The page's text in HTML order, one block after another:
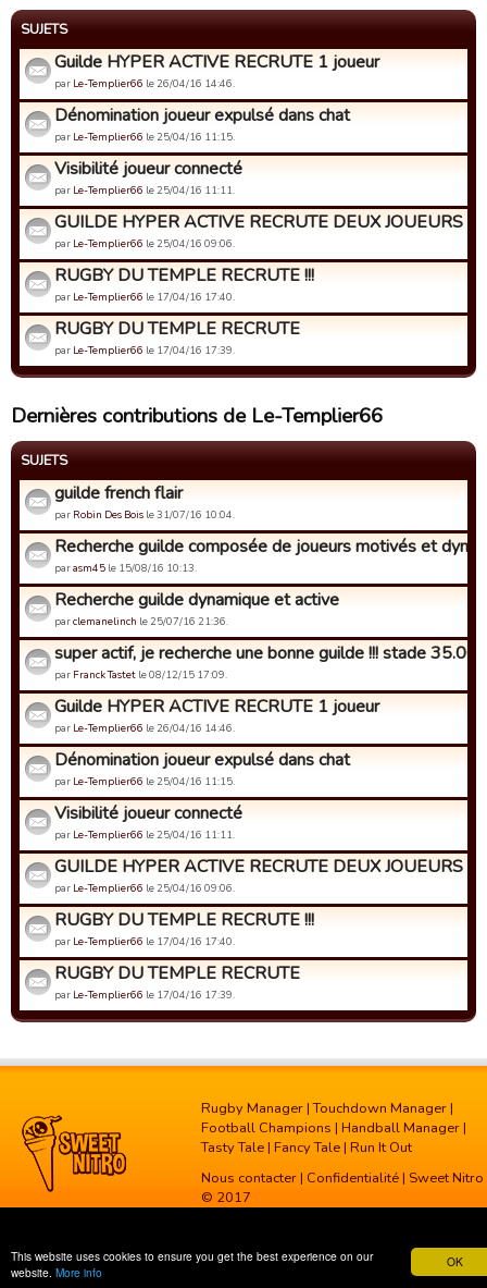
OK
This website uses cookies to ensure you get the best experience on our
website. More info
SUJETS
Guilde HYPER ACTIVE RECRUTE 1 joueur
par Le-Templier66 le 26/04/16 14:46.
Dénomination joueur expulsé dans chat
par Le-Templier66 le 25/04/16 11:15.
Visibilité joueur connecté
par Le-Templier66 le 25/04/16 11:11.
GUILDE HYPER ACTIVE RECRUTE DEUX JOUEURS
par Le-Templier66 le 25/04/16 09:06.
RUGBY DU TEMPLE RECRUTE !!!
par Le-Templier66 le 17/04/16 17:40.
RUGBY DU TEMPLE RECRUTE
par Le-Templier66 le 17/04/16 17:39.
Dernières contributions de Le-Templier66
SUJETS
guilde french flair
par Robin Des Bois le 31/07/16 10:04.
Recherche guilde composée de joueurs motivés et
parasm45 le 15/08/16 10:13.
Recherche guilde dynamique et active
parclemanelinch le 25/07/16 21:36.
super actif, je recherche une bonne guilde !!! stade
par Franck Tastet le 08/12/15 17:09.
Guilde HYPER ACTIVE RECRUTE 1 joueur
par Le-Templier66 le 26/04/16 14:46.
Dénomination joueur expulsé dans chat
par Le-Templier66 le 25/04/16 11:15.
Visibilité joueur connecté
par Le-Templier66 le 25/04/16 11:11.
GUILDE HYPER ACTIVE RECRUTE DEUX JOUEURS
par Le-Templier66 le 25/04/16 09:06.
RUGBY DU TEMPLE RECRUTE !!!
par Le-Templier66 le 17/04/16 17:40.
RUGBY DU TEMPLE RECRUTE
par Le-Templier66 le 17/04/16 17:39.
Rugby Manager |Touchdown Manager |
Football Champions | Handball Manager |
Tasty Tale | Fancy Tale | Run It Out
Nous contacter | Confidentialité | Sweet Nitro
© 2017